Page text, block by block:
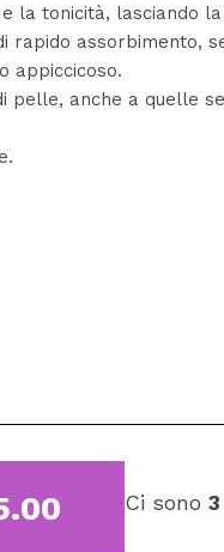
la tonicità, lasciando
rapido assorbimento,
appiccicoso.
pelle, anche a quelle
Ci sono 3